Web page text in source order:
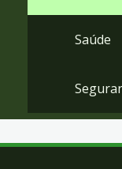
Saúde